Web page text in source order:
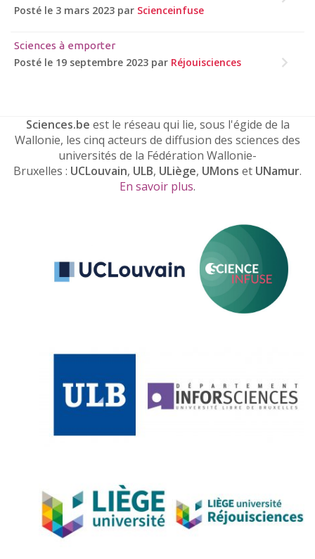
Posté le 3 mars 2023 par Scienceinfuse
Sciences à emporter
Posté le 19 septembre 2023 par Réjouisciences
Sciences.be est le réseau qui lie, sous l'égide de la
Wallonie, les cinq acteurs de diffusion des sciences des
universités de la Fédération Wallonie-
Bruxelles : UCLouvain, ULB, ULiège, UMons et UNamur.
En savoir plus.